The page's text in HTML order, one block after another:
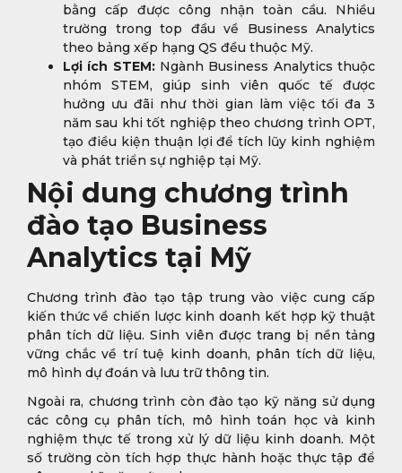
bằng cấp được công nhận toàn cầu. Nhiều
trường trong top đầu về Business Analytics
theo bảng xếp hạng QS đều thuộc Mỹ.
Lợi ích STEM:Ngành Business Analytics thuộc
nhóm STEM, giúp sinh viên quốc tế được
hưởng ưu đãi như thời gian làm việc tối đa 3
năm sau khi tốt nghiệp theo chương trình OPT,
tạo điều kiện thuận lợi để tích lũy kinh nghiệm
và phát triển sự nghiệp tại Mỹ.
Nội dung chương trình
đào tạo Business
Analytics tại Mỹ
Chương trình đào tạo tập trung vào việc cung cấp
kiến thức về chiến lược kinh doanh kết hợp kỹ thuật
phân tích dữ liệu. Sinh viên được trang bị nền tảng
vững chắc về trí tuệ kinh doanh, phân tích dữ liệu,
mô hình dự đoán và lưu trữ thông tin.
Ngoài ra, chương trình còn đào tạo kỹ năng sử dụng
các công cụ phân tích, mô hình toán học và kinh
nghiệm thực tế trong xử lý dữ liệu kinh doanh. Một
số trường còn tích hợp thực hành hoặc thực tập để